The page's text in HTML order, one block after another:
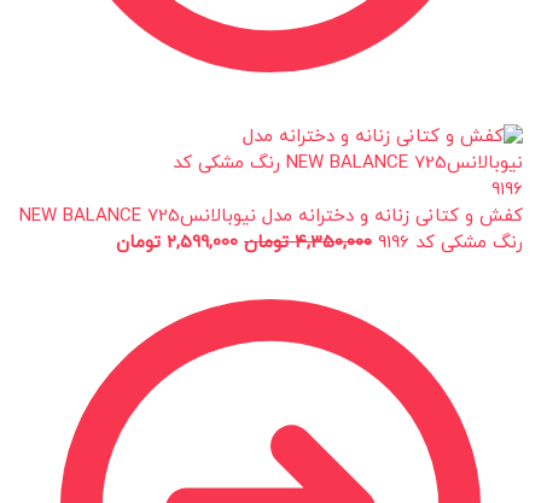
کفش و کتانی زنانه و دخترانه مدل نیوبالانس725 NEW BALANCE
رنگ مشکی کد 9196
4,350,000 تومان 2,599,000 تومان